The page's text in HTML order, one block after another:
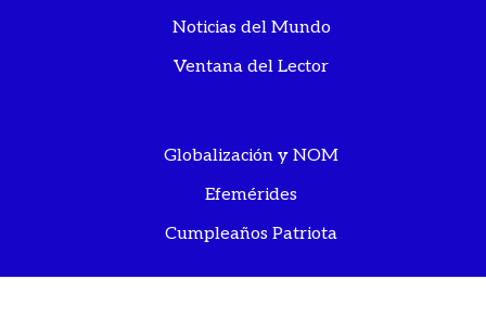
Noticias del Mundo
Ventana del Lector
Globalización y NOM
Efemérides
Cumpleaños Patriota